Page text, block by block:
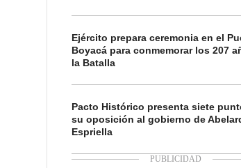
Ejército prepara ceremonia en el
Boyacá para conmemorar los 207
la Batalla
Pacto Histórico presenta siete
su oposición al gobierno de
Espriella